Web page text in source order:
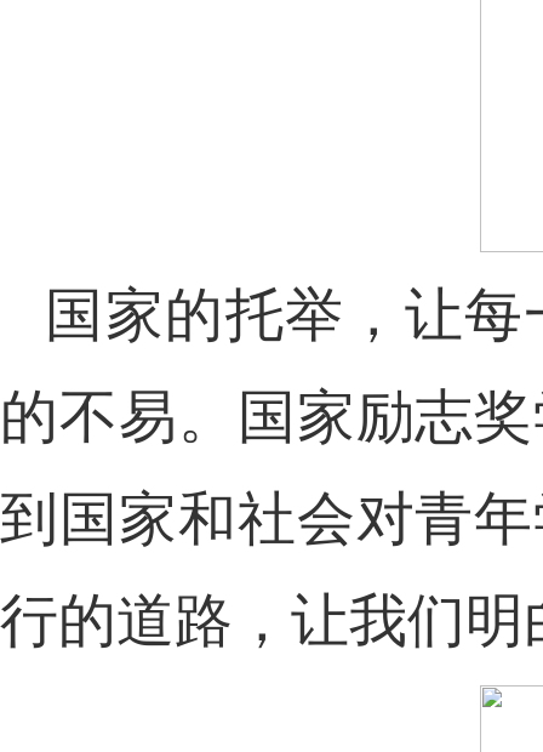
国家的托举，让
的不易。国家励志
到国家和社会对青
行的道路，让我们